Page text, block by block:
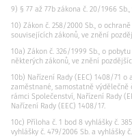
9) § 77 až 77b zákona č. 20/1966
10) Zákon č. 258/2000 Sb., o
souvisejících zákonů, ve znění
10a) Zákon č. 326/1999 Sb., o
některých zákonů, ve znění
10b) Nařízení Rady (EEC) 1408/71
zaměstnané, samostatně
rámci Společenství, Nařízení Rady
Nařízení Rady (EEC) 1408/17.
10c) Příloha č. 1 bod 8 vyhlášky č.
vyhlášky č. 479/2006 Sb. a vyhlášky